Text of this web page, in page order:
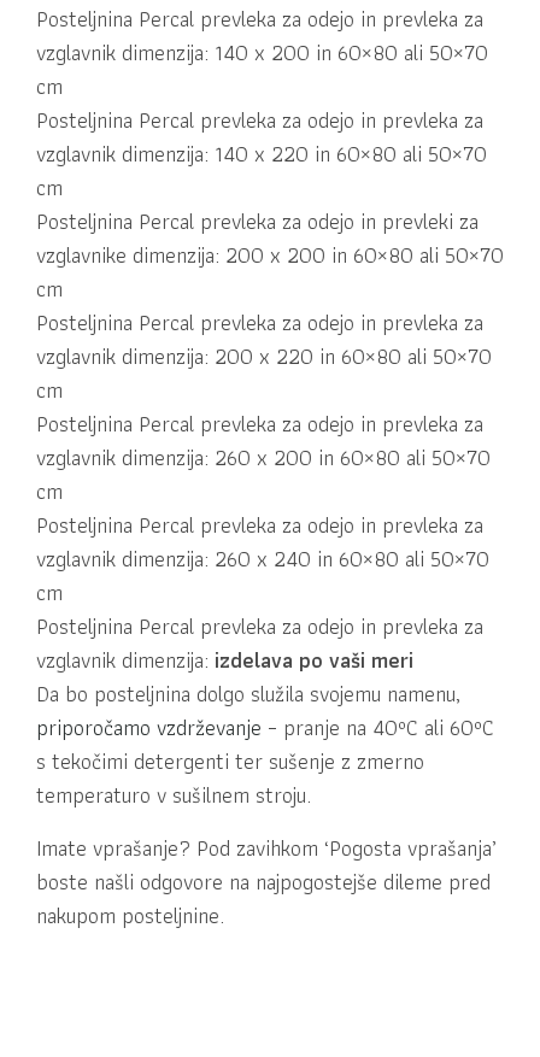
Posteljnina Percal prevleka za odejo in prevleka za
vzglavnik dimenzija: 140 x 200 in 60×80 ali 50×70
cm
Posteljnina Percal prevleka za odejo in prevleka za
vzglavnik dimenzija: 140 x 220 in 60×80 ali 50×70
cm
Posteljnina Percal prevleka za odejo in prevleki za
vzglavnike dimenzija: 200 x 200 in 60×80 ali 50×70
cm
Posteljnina Percal prevleka za odejo in prevleka za
vzglavnik dimenzija: 200 x 220 in 60×80 ali 50×70
cm
Posteljnina Percal prevleka za odejo in prevleka za
vzglavnik dimenzija: 260 x 200 in 60×80 ali 50×70
cm
Posteljnina Percal prevleka za odejo in prevleka za
vzglavnik dimenzija: 260 x 240 in 60×80 ali 50×70
cm
Posteljnina Percal prevleka za odejo in prevleka za
vzglavnik dimenzija: izdelava po vaši meri
Da bo posteljnina dolgo služila svojemu namenu,
priporočamo vzdrževanje – pranje na 40ºC ali 60ºC
s tekočimi detergenti ter sušenje z zmerno
temperaturo v sušilnem stroju.
Imate vprašanje? Pod zavihkom ‘Pogosta vprašanja’
boste našli odgovore na najpogostejše dileme pred
nakupom posteljnine.